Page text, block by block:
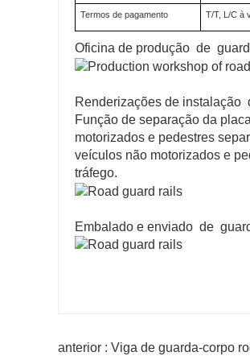
Termos de pagamento T/T, L/C à
Oficina de produção de
Renderizações de
Função de separação da
motorizados e pedestres
veículos não motorizados e
tráfego.
Embalado e enviado de
anterior : Viga de guarda-corpo